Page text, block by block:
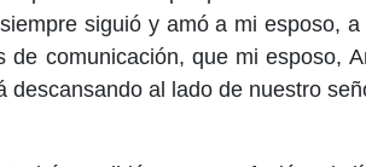
siguió y amó a mi esposo,
de comunicación, que mi esposo,
descansando al lado de nuestro